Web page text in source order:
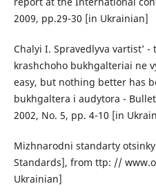
2009, pp.29-30 [in Ukrainian]
Chalyi I. Spravedlyva vartist’
krashchoho bukhgalteriai ne
easy, but nothing better has
bukhgaltera i audytora -
2002, No. 5, pp. 4-10 [in
Mizhnarodni standarty
Standards], from ttp: //
Ukrainian]